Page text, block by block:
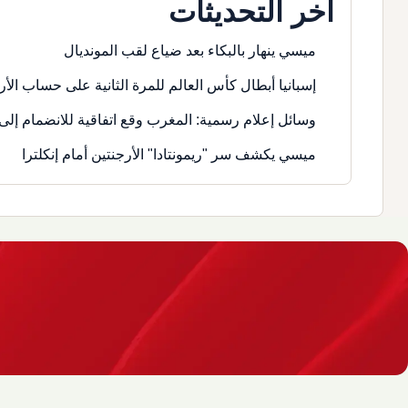
آخر التحديثات
ميسي ينهار بالبكاء بعد ضياع لقب المونديال
إسبانيا أبطال كأس العالم للمرة الثانية على حساب
وسائل إعلام رسمية: المغرب وقع اتفاقية للانضمام
ميسي يكشف سر "ريمونتادا" الأرجنتين أمام إنكلترا